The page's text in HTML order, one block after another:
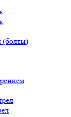
(болты)